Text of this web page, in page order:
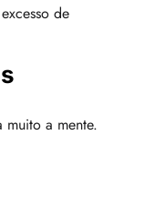
de
a mente.